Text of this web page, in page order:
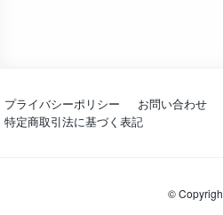
プライバシーポリシー お問い合わせ
特定商取引法に基づく表記
©